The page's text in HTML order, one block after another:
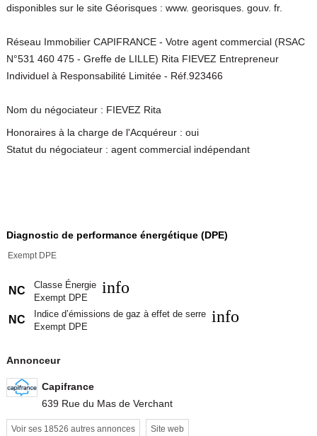
disponibles sur le site Géorisques : www. georisques. gouv. fr.
Réseau Immobilier CAPIFRANCE - Votre agent commercial (RSAC
N°531 460 475 - Greffe de LILLE) Rita FIEVEZ Entrepreneur
Individuel à Responsabilité Limitée - Réf.923466
Nom du négociateur : FIEVEZ Rita
Honoraires à la charge de l'Acquéreur : oui
Statut du négociateur : agent commercial indépendant
Diagnostic de performance énergétique (DPE)
Exempt DPE
NC
Classe Énergie
Exempt DPE
info
NC
Indice d’émissions de gaz à effet de serre
Exempt DPE
info
Annonceur
Capifrance
639 Rue du Mas de Verchant
Voir ses 18526 autres annonces Site web